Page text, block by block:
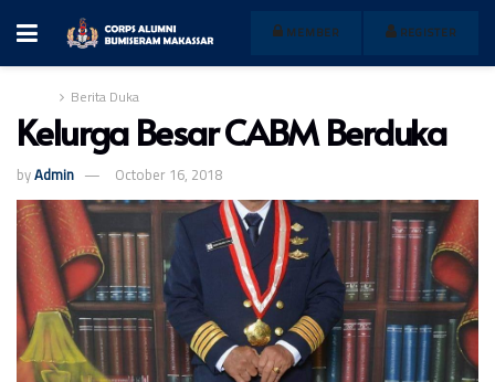
MEMBER REGISTER
Berita Duka
Kelurga Besar CABM Berduka
byAdmin October 16, 2018